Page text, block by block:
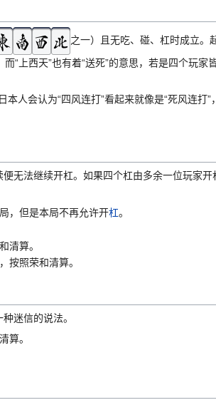
之一）且无吃、碰、杠时成立。
而“上西天”也有着“送死”的意思，若是四个玩
人会认为“四风连打”看起来就像是“死风连打
无法继续开杠。如果四个杠由多余一位玩家开
，但是本局不再允许开杠。
清算。
按照荣和清算。
迷信的说法。
算。